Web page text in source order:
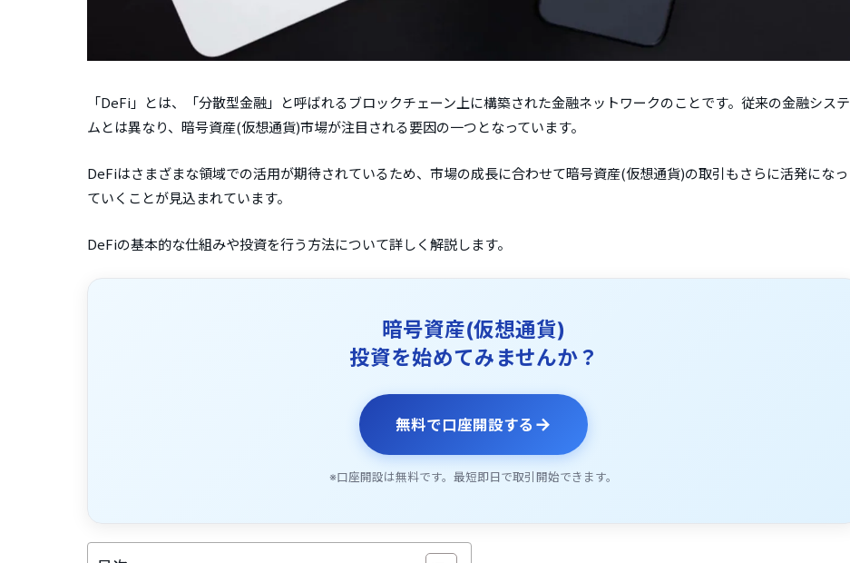
「DeFi」とは、「分散型金融」と呼ばれるブロックチェーン上に構築された金融ネットワークのことです。従来の金融システ
ムとは異なり、暗号資産(仮想通貨)市場が注目される要因の一つとなっています。
DeFiはさまざまな領域での活用が期待されているため、市場の成長に合わせて暗号資産(仮想通貨)の取引もさらに活発になっ
ていくことが見込まれています。
DeFiの基本的な仕組みや投資を行う方法について詳しく解説します。
暗号資産(仮想通貨)
投資を始めてみませんか？
無料で口座開設する →
※口座開設は無料です。最短即日で取引開始できます。